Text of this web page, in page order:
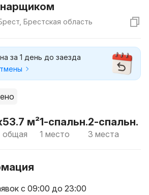
Брестская область
за 1 день до заезда
53.7 м²
общая
1-спальн.
1 место
2-спальн.
3 места
с 09:00 до 23:00